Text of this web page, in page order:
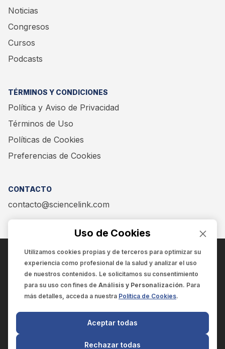
Noticias
Congresos
Cursos
Podcasts
TÉRMINOS Y CONDICIONES
Política y Aviso de Privacidad
Términos de Uso
Políticas de Cookies
Preferencias de Cookies
CONTACTO
contacto@sciencelink.com
ENCUÉNTRANOS EN:
SCIENCELINK
SCILINK COMUNICACIÓN CIENTÍFICA SC
Uso de Cookies
Utilizamos cookies propias y de terceros para optimizar su
experiencia como profesional de la salud y analizar el uso
de nuestros contenidos. Le solicitamos su consentimiento
para su uso con fines de Análisis y Personalización. Para
más detalles, acceda a nuestra Política de Cookies.
Rechazar todas
Aceptar todas